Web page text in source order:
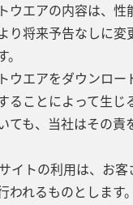
ウエアの内容は、性
り将来予告なしに変
ウエアをダウンロー
ることによって生じ
ても、当社はその責
イトの利用は、お客
われるものとします。